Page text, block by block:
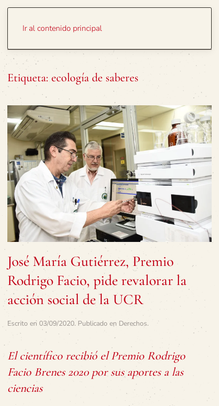
Ir al contenido principal
Etiqueta: ecología de saberes
José María Gutiérrez, Premio
Rodrigo Facio, pide revalorar la
acción social de la UCR
Escrito en 03/09/2020. Publicado en Derechos.
El científico recibió el Premio Rodrigo
Facio Brenes 2020 por sus aportes a las
ciencias